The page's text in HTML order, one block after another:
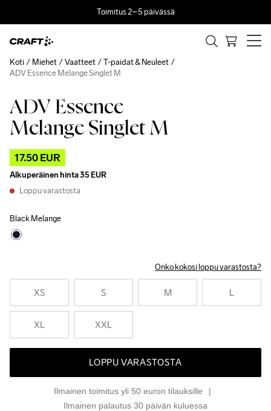
Toimitus 2–5 päivässä
ADV Essence
Melange Singlet M
17.50 EUR
Alkuperäinen hinta35 EUR
Loppu varastosta
Black Melange
Onko kokosi loppu varastosta?
XS S M L
XL XXL
LOPPU VARASTOSTA
Ilmainen toimitus yli 50 euron tilauksille
Ilmainen palautus 30 päivän kuluessa
Koti Miehet Vaatteet
T-paidat & Neuleet
ADV Essence Melange Singlet M
Outlet